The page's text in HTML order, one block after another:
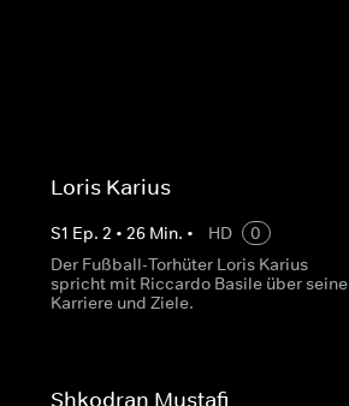
Loris Karius
S1 Ep.2 •26 Min. • HD
0
Der Fußball-Torhüter Loris Karius
spricht mit Riccardo Basile über seine
Karriere und Ziele.
Shkodran Mustafi